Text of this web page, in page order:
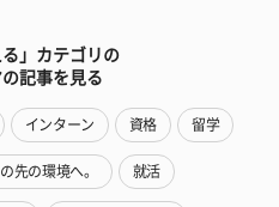
る」カテゴリの
記事を見る
インターン 資格 留学
先の環境へ。 就活